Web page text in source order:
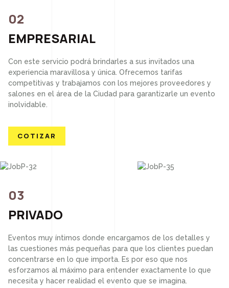
02
EMPRESARIAL
Con este servicio podrá brindarles a sus invitados una
experiencia maravillosa y única. Ofrecemos tarifas
competitivas y trabajamos con los mejores proveedores y
salones en el área de la Ciudad para garantizarle un evento
inolvidable.
COTIZAR
03
PRIVADO
Eventos muy íntimos donde encargamos de los detalles y
las cuestiones más pequeñas para que los clientes puedan
concentrarse en lo que importa. Es por eso que nos
esforzamos al máximo para entender exactamente lo que
necesita y hacer realidad el evento que se imagina.